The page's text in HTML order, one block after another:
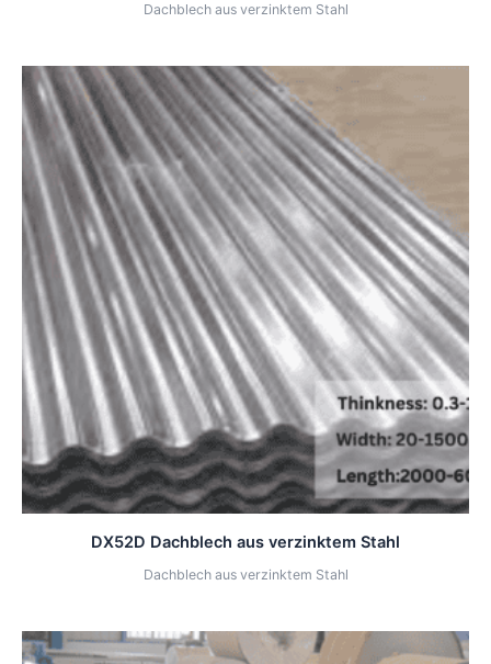
Dachblech aus verzinktem Stahl
DX52D Dachblech aus verzinktem Stahl
Dachblech aus verzinktem Stahl